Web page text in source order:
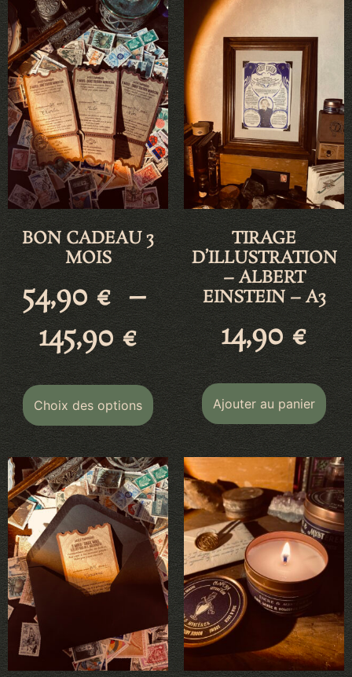
BON CADEAU 3
MOIS
54,90€ –
145,90€
Choix des options
TIRAGE
D’ILLUSTRATION
– ALBERT
EINSTEIN – A3
14,90€
Ajouter au panier